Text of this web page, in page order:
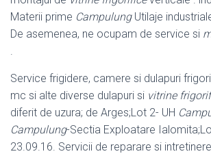
Materii prime CampulungUtilaje
De asemenea, ne ocupam de service si
.
Service frigidere, camere si dulapuri
mc si alte diverse dulapuri si vitrine
diferit de uzura; de Arges;Lot 2- UH
Campulung-Sectia Exploatare
23.09.16. Servicii de reparare si